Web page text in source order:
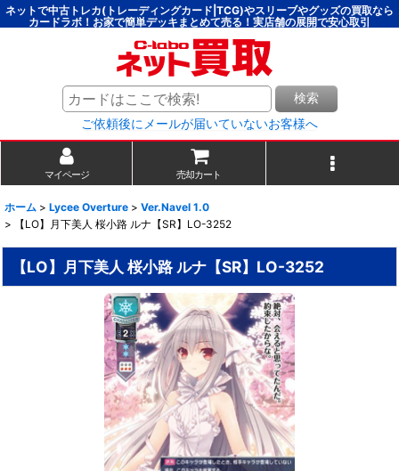
ネットで中古トレカ(トレーディングカード|TCG)やスリーブやグッズの買取なら
カードラボ！お家で簡単デッキまとめて売る！実店舗の展開で安心取引
検索
ご依頼後にメールが届いていないお客様へ
マイページ 売却カート
ホーム > Lycee Overture > Ver.Navel 1.0
>
【LO】月下美人 桜小路 ルナ【SR】LO-3252
【LO】月下美人 桜小路 ルナ【SR】LO-3252